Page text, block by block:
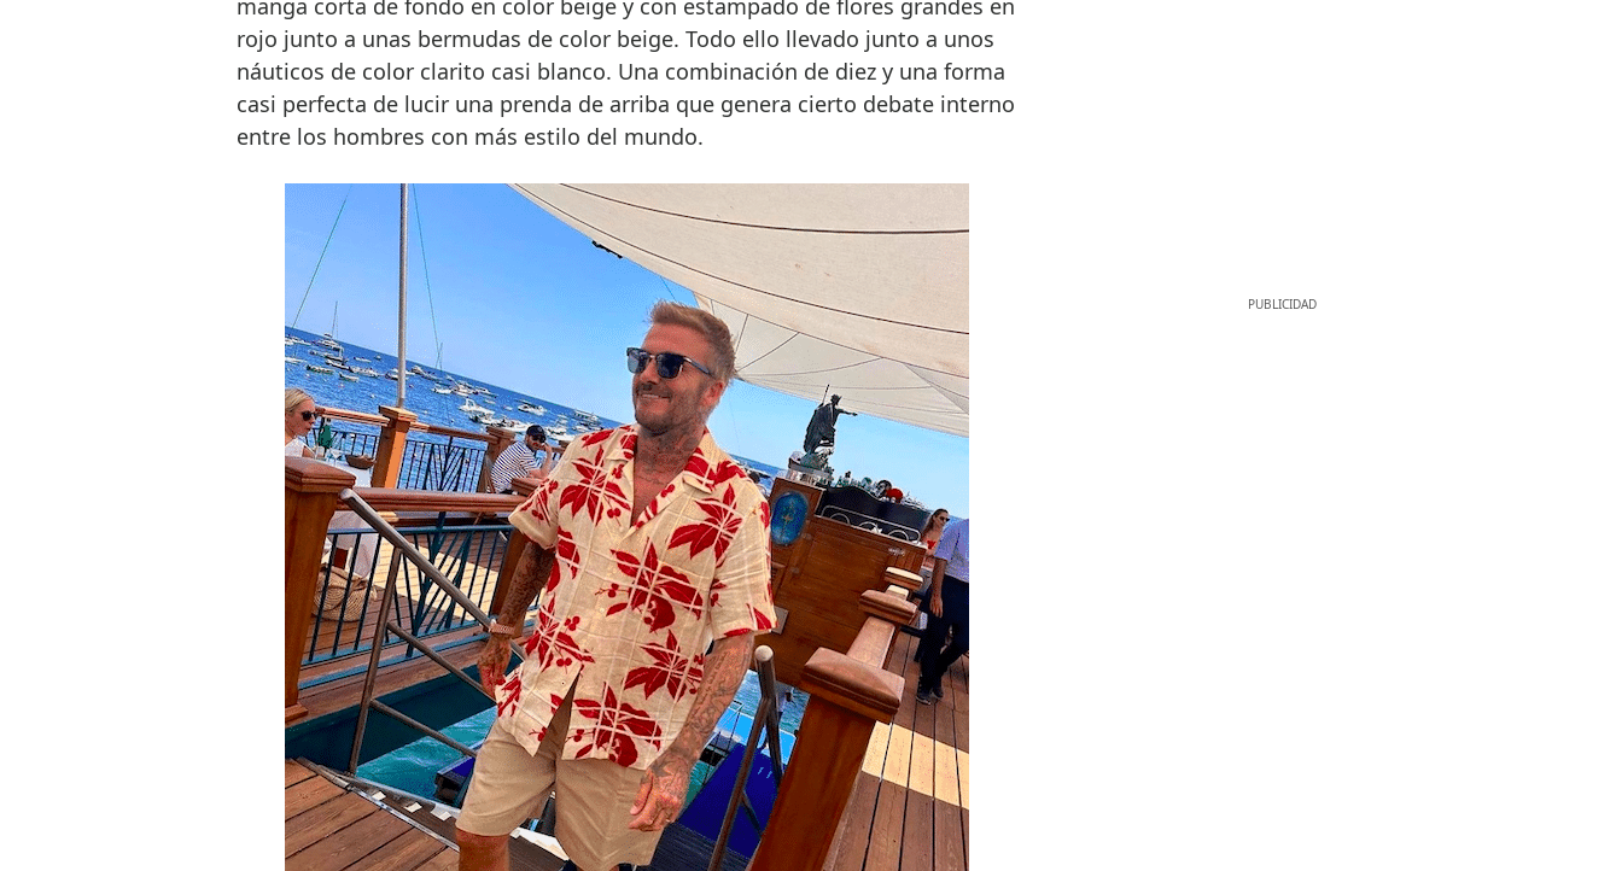
manga corta de fondo en color beige y con estampado de flores grandes en
rojo junto a unas bermudas de color beige. Todo ello llevado junto a unos
náuticos de color clarito casi blanco. Una combinación de diez y una forma
casi perfecta de lucir una prenda de arriba que genera cierto debate interno
entre los hombres con más estilo del mundo.